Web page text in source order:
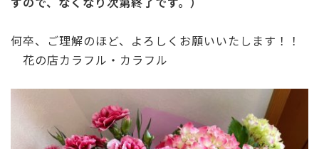
何卒、ご理解のほど、よろしくお願いいたします！！
花の店カラフル・カラフル